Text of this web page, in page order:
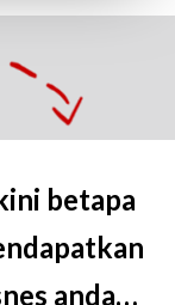
betapa
anda…